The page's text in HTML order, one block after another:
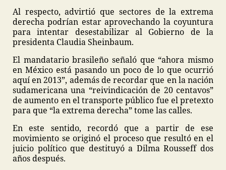
Al respecto, advirtió que sectores de la extrema
derecha podrían estar aprovechando la coyuntura
para intentar desestabilizar al Gobierno de la
presidenta Claudia Sheinbaum.
El mandatario brasileño señaló que “ahora mismo
en México está pasando un poco de lo que ocurrió
aquí en 2013”, además de recordar que en la nación
sudamericana una “reivindicación de 20 centavos”
de aumento en el transporte público fue el pretexto
para que “la extrema derecha” tome las calles.
En este sentido, recordó que a partir de ese
movimiento se originó el proceso que resultó en el
juicio político que destituyó a Dilma Rousseff dos
años después.